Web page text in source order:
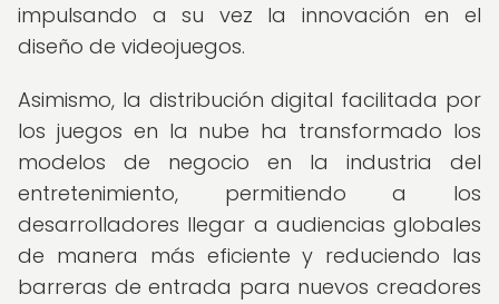
impulsando a su vez la innovación en el
diseño de videojuegos.
Asimismo, la distribución digital facilitada por
los juegos en la nube ha transformado los
modelos de negocio en la industria del
entretenimiento, permitiendo a los
desarrolladores llegar a audiencias globales
de manera más eficiente y reduciendo las
barreras de entrada para nuevos creadores